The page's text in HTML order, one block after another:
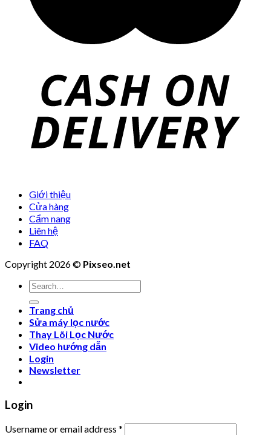
Giới thiệu
Cửa hàng
Cẩm nang
Liên hệ
FAQ
Copyright 2026 © Pixseo.net
Search
for:
Trang chủ
Sửa máy lọc nước
Thay Lõi Lọc Nước
Video hướng dẫn
Login
Newsletter
Login
Username or email address *